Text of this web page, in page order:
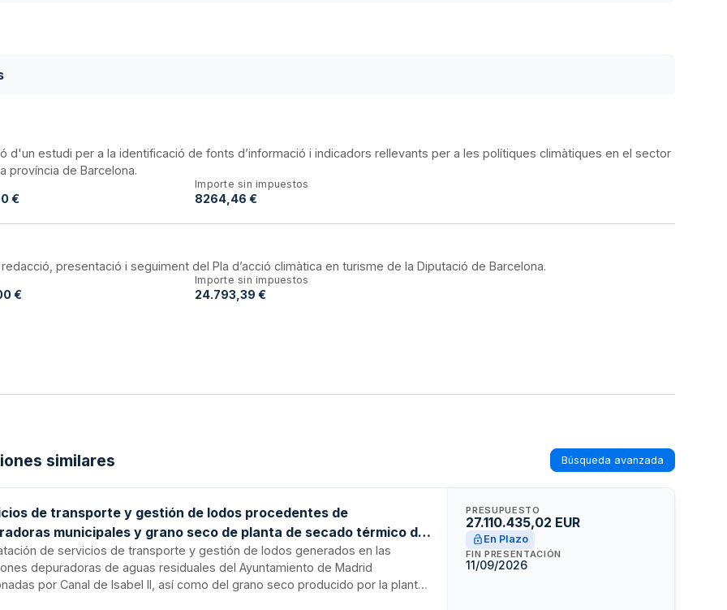
d'un estudi per a la identificació de fonts d’informació i indicadors rellevants per a les polítiques climàtiques en el sector
província de Barcelona.
€
Importe sin impuestos
8264,46 €
presentació i seguiment del Pla d’acció climàtica en turisme de la Diputació de Barcelona.
€
Importe sin impuestos
24.793,39 €
similares Búsqueda avanzada
de transporte y gestión de lodos procedentes de
municipales y grano seco de planta de secado térmico del
de Madrid
de servicios de transporte y gestión de lodos generados en las
depuradoras de aguas residuales del Ayuntamiento de Madrid
por Canal de Isabel II, así como del grano seco producido por la planta
PRESUPUESTO
27.110.435,02 EUR
En Plazo
FIN PRESENTACIÓN
11/09/2026